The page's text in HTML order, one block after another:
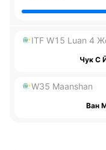
ITF W15 Luan 4
Чук С
W35 Maanshan
Ван